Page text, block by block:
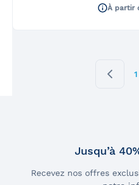
À partir
1
Jusqu’à
Recevez nos offres